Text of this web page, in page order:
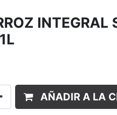
INTEGRAL
AÑADIR A LA